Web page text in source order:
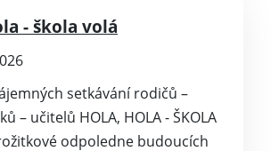
setkávání rodičů –
– učitelů HOLA, HOLA - ŠKOLA
odpoledne budoucích
KDY? 9. června 2026 v
KDE? V PROSTORÁCH…